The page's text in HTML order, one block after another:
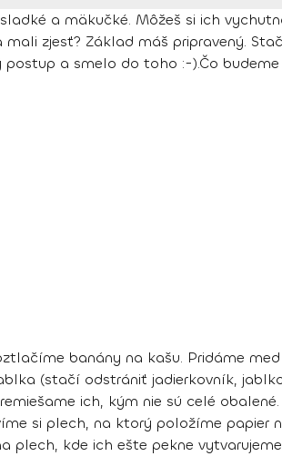
a mäkučké. Môžeš si ich
zjesť? Základ máš pripravený.
postup a smelo do toho :-).Čo
banány na kašu. Pridáme
(stačí odstrániť jadierkovník,
ich, kým nie sú celé
si plech, na ktorý položíme papier
plech, kde ich ešte pekne